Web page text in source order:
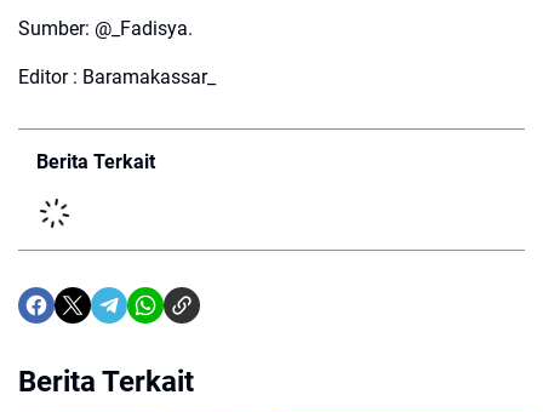
Sumber: @_Fadisya.
Editor : Baramakassar_
Berita Terkait
Berita Terkait